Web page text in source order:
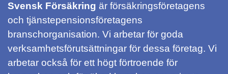
Svensk Försäkring är försäkringsföretagens
och tjänstepensionsföretagens
branschorganisation. Vi arbetar för goda
verksamhetsförutsättningar för dessa företag. Vi
arbetar också för ett högt förtroende för